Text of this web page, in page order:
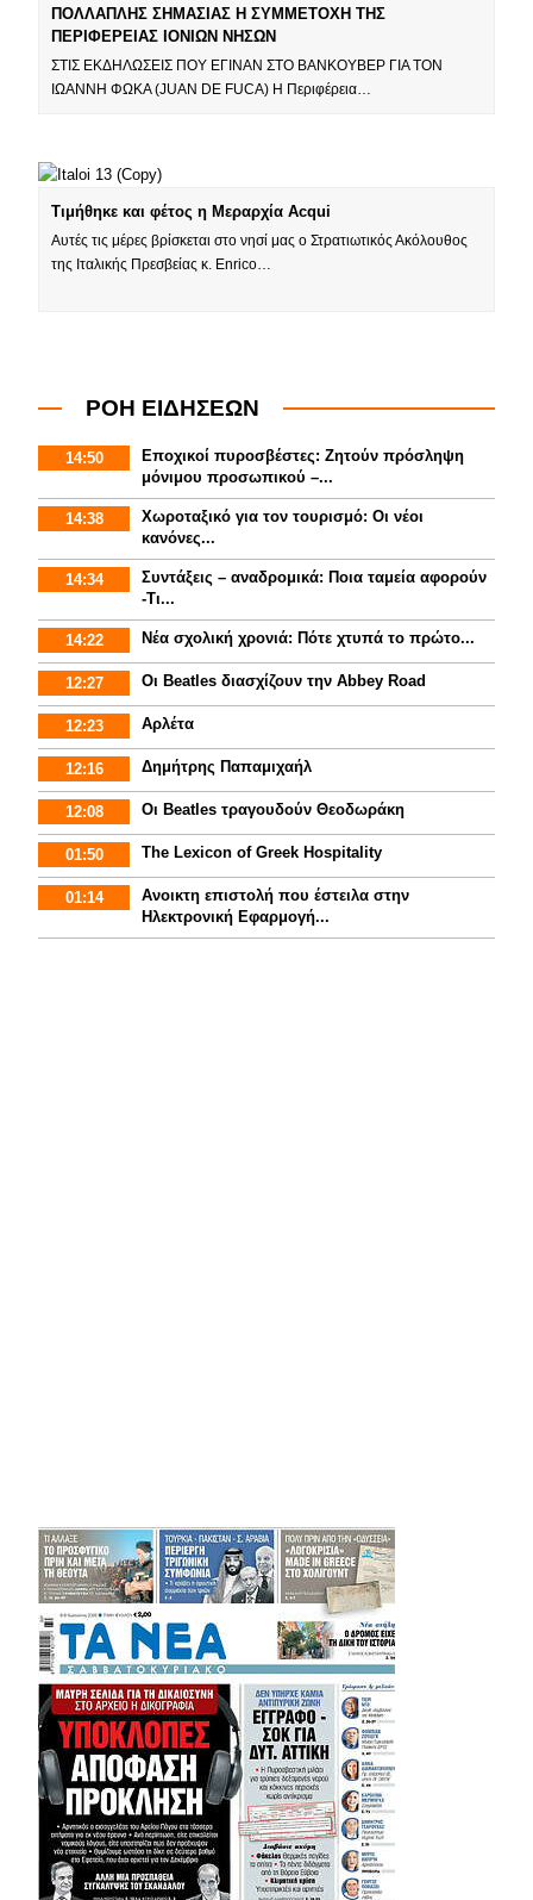
ΠΟΛΛΑΠΛΗΣ ΣΗΜΑΣΙΑΣ Η ΣΥΜΜΕΤΟΧΗ ΤΗΣ
ΠΕΡΙΦΕΡΕΙΑΣ ΙΟΝΙΩΝ ΝΗΣΩΝ
ΣΤΙΣ ΕΚΔΗΛΩΣΕΙΣ ΠΟΥ ΕΓΙΝΑΝ ΣΤΟ ΒΑΝΚΟΥΒΕΡ ΓΙΑ ΤΟΝ
ΙΩΑΝΝΗ ΦΩΚΑ (JUAN DE FUCA) Η Περιφέρεια…
Τιμήθηκε και φέτος η Μεραρχία Acqui
Αυτές τις μέρες βρίσκεται στο νησί μας ο Στρατιωτικός Ακόλουθος
της Ιταλικής Πρεσβείας κ. Enrico…
ΡΟΗ ΕΙΔΗΣΕΩΝ
14:50
Εποχικοί πυροσβέστες: Ζητούν πρόσληψη
μόνιμου προσωπικού –...
14:38
Χωροταξικό για τον τουρισμό: Οι νέοι
κανόνες...
14:34
Συντάξεις – αναδρομικά: Ποια ταμεία αφορούν
-Τι...
14:22 Νέα σχολική χρονιά: Πότε χτυπά το πρώτο...
12:27 Οι Beatles διασχίζουν την Abbey Road
12:23 Αρλέτα
12:16 Δημήτρης Παπαμιχαήλ
12:08 Οι Beatles τραγουδούν Θεοδωράκη
01:50 The Lexicon of Greek Hospitality
01:14
Aνοικτη επιστολή που έστειλα στην
Ηλεκτρονική Εφαρμογή...